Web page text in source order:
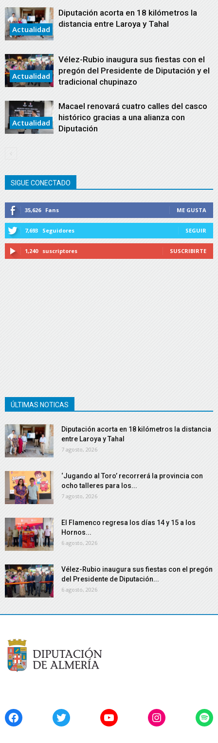
Actualidad
Diputación acorta en 18 kilómetros la
distancia entre Laroya y Tahal
Actualidad
Vélez-Rubio inaugura sus fiestas con el
pregón del Presidente de Diputación y el
tradicional chupinazo
Actualidad
Macael renovará cuatro calles del casco
histórico gracias a una alianza con
Diputación
SIGUE CONECTADO
35,626 Fans ME GUSTA
7,693 Seguidores SEGUIR
1,240 suscriptores SUSCRIBIRTE
ÚLTIMAS NOTICAS
Diputación acorta en 18 kilómetros la distancia
entre Laroya y Tahal
7 agosto, 2026
‘Jugando al Toro’ recorrerá la provincia con
ocho talleres para los...
7 agosto, 2026
El Flamenco regresa los días 14 y 15 a los
Hornos...
6 agosto, 2026
Vélez-Rubio inaugura sus fiestas con el pregón
del Presidente de Diputación...
6 agosto, 2026
FacebookTwitter YouTubeInstagram